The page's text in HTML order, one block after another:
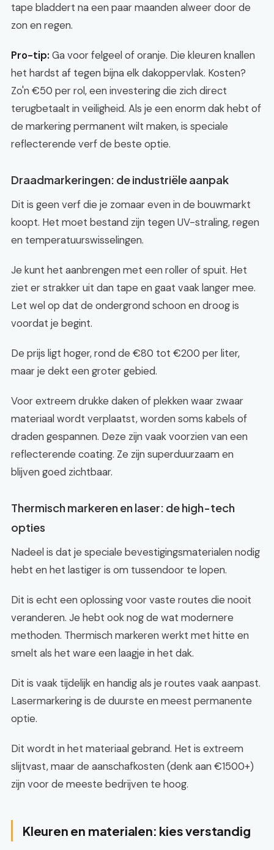
tape bladdert na een paar maanden alweer door de
zon en regen.
Pro-tip: Ga voor felgeel of oranje. Die kleuren knallen
het hardst af tegen bijna elk dakoppervlak. Kosten?
Zo'n €50 per rol, een investering die zich direct
terugbetaalt in veiligheid. Als je een enorm dak hebt of
de markering permanent wilt maken, is speciale
reflecterende verf de beste optie.
Draadmarkeringen: de industriële aanpak
Dit is geen verf die je zomaar even in de bouwmarkt
koopt. Het moet bestand zijn tegen UV-straling, regen
en temperatuurswisselingen.
Je kunt het aanbrengen met een roller of spuit. Het
ziet er strakker uit dan tape en gaat vaak langer mee.
Let wel op dat de ondergrond schoon en droog is
voordat je begint.
De prijs ligt hoger, rond de €80 tot €200 per liter,
maar je dekt een groter gebied.
Voor extreem drukke daken of plekken waar zwaar
materiaal wordt verplaatst, worden soms kabels of
draden gespannen. Deze zijn vaak voorzien van een
reflecterende coating. Ze zijn superduurzaam en
blijven goed zichtbaar.
Thermisch markeren en laser: de high-tech
opties
Nadeel is dat je speciale bevestigingsmaterialen nodig
hebt en het lastiger is om tussendoor te lopen.
Dit is echt een oplossing voor vaste routes die nooit
veranderen. Je hebt ook nog de wat modernere
methoden. Thermisch markeren werkt met hitte en
smelt als het ware een laagje in het dak.
Dit is vaak tijdelijk en handig als je routes vaak aanpast.
Lasermarkering is de duurste en meest permanente
optie.
Dit wordt in het materiaal gebrand. Het is extreem
slijtvast, maar de aanschafkosten (denk aan €1500+)
zijn voor de meeste bedrijven te hoog.
Kleuren en materialen: kies verstandig